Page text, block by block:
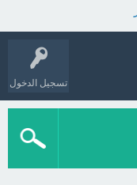
تسجيل الدخول